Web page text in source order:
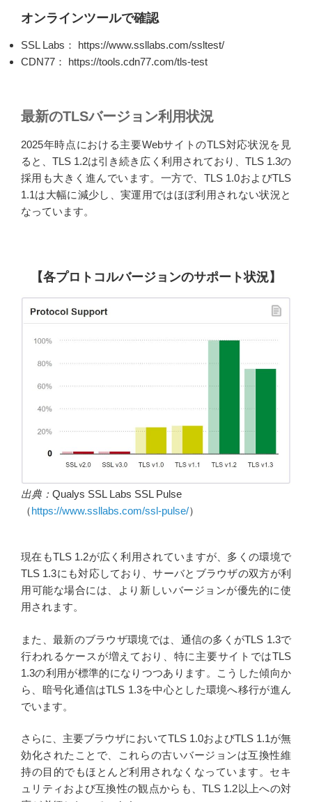
オンラインツールで確認
SSL Labs： https://www.ssllabs.com/ssltest/
CDN77： https://tools.cdn77.com/tls-test
最新のTLSバージョン利用状況
2025年時点における主要WebサイトのTLS対応状況を見
ると、TLS 1.2は引き続き広く利用されており、TLS 1.3の
採用も大きく進んでいます。一方で、TLS 1.0およびTLS
1.1は大幅に減少し、実運用ではほぼ利用されない状況と
なっています。
【各プロトコルバージョンのサポート状況】
出典： Qualys SSL Labs SSL Pulse
（https://www.ssllabs.com/ssl-pulse/）
現在もTLS 1.2が広く利用されていますが、多くの環境で
TLS 1.3にも対応しており、サーバとブラウザの双方が利
用可能な場合には、より新しいバージョンが優先的に使
用されます。
また、最新のブラウザ環境では、通信の多くがTLS 1.3で
行われるケースが増えており、特に主要サイトではTLS
1.3の利用が標準的になりつつあります。こうした傾向か
ら、暗号化通信はTLS 1.3を中心とした環境へ移行が進ん
でいます。
さらに、主要ブラウザにおいてTLS 1.0およびTLS 1.1が無
効化されたことで、これらの古いバージョンは互換性維
持の目的でもほとんど利用されなくなっています。セキ
ュリティおよび互換性の観点からも、TLS 1.2以上への対